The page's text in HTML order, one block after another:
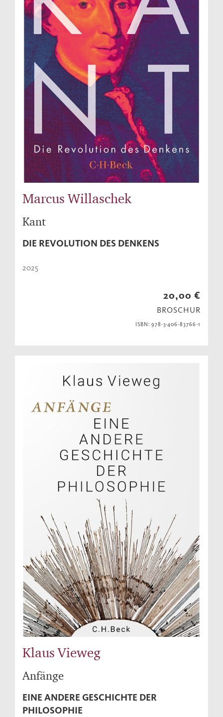
Marcus Willaschek
Kant
DIE REVOLUTION DES DENKENS
2025
20,00 €
BROSCHUR
ISBN: 978-3-406-83766-1
Klaus Vieweg
Anfänge
EINE ANDERE GESCHICHTE DER
PHILOSOPHIE